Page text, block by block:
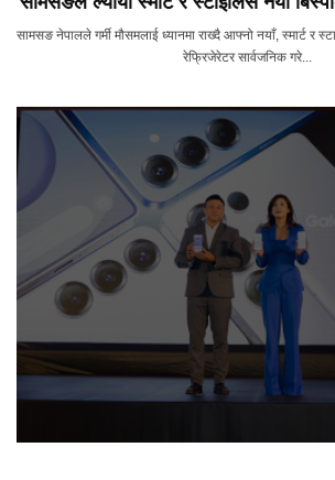
सामसङ नेपालले गर्मी मौसमलाई ध्यानमा राख्दै आफ्नो नयाँ, स्मार्ट र
रेफ्रिजेरेटर सार्वजनिक गरे...